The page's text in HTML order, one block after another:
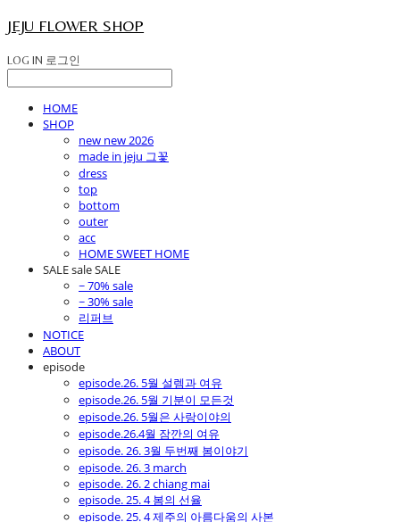
JEJU FLOWER SHOP
LOG IN 로그인
HOME
SHOP
new new 2026
made in jeju 그꽃
dress
top
bottom
outer
acc
HOME SWEET HOME
SALE sale SALE
~ 70% sale
~ 30% sale
리퍼브
NOTICE
ABOUT
episode
episode.26. 5월 설렘과 여유
episode.26. 5월 기분이 모든것
episode.26. 5월은 사랑이야의
episode.26.4월 잠깐의 여유
episode. 26. 3월 두번째 봄이야기
episode. 26. 3 march
episode. 26. 2 chiang mai
episode. 25. 4 봄의 선율
episode. 25. 4 제주의 아름다움의 사본